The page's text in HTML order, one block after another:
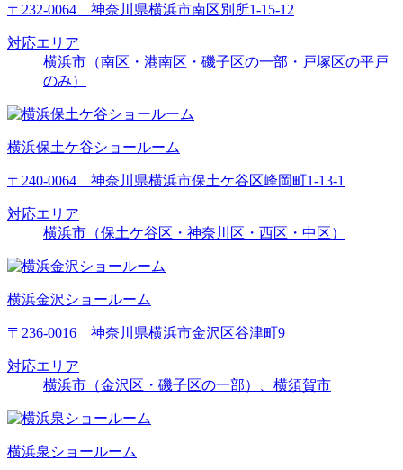
〒232-0064 神奈川県横浜市南区別所1-15-12
対応エリア
横浜市（南区・港南区・磯子区の一部・戸塚区の平戸
のみ）
横浜保土ケ谷ショールーム
〒240-0064 神奈川県横浜市保土ケ谷区峰岡町1-13-1
対応エリア
横浜市（保土ケ谷区・神奈川区・西区・中区）
横浜金沢ショールーム
〒236-0016 神奈川県横浜市金沢区谷津町9
対応エリア
横浜市（金沢区・磯子区の一部）、横須賀市
横浜泉ショールーム